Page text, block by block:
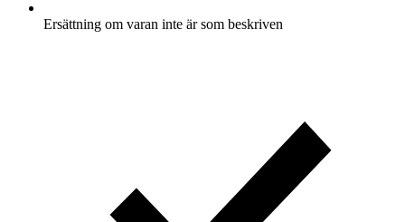
Ersättning om varan inte är som beskriven